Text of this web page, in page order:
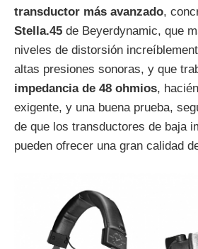
transductor más avanzado,
Stella.45 de Beyerdynamic, que
niveles de distorsión
altas presiones sonoras, y que
impedancia de 48 ohmios,
exigente, y una buena prueba,
de que los transductores de baja
pueden ofrecer una gran calidad